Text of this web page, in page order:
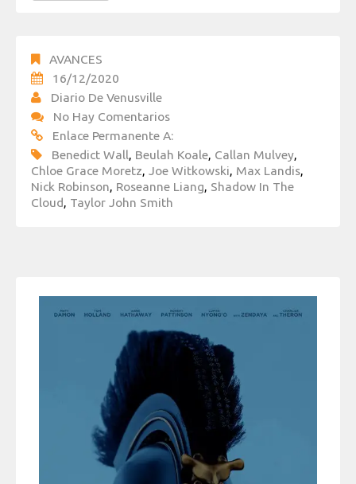
AVANCES
16/12/2020
Diario De Venusville
No Hay Comentarios
Enlace Permanente A:
Benedict Wall, Beulah Koale, Callan Mulvey,
Chloe Grace Moretz, Joe Witkowski, Max Landis,
Nick Robinson, Roseanne Liang, Shadow In The
Cloud, Taylor John Smith